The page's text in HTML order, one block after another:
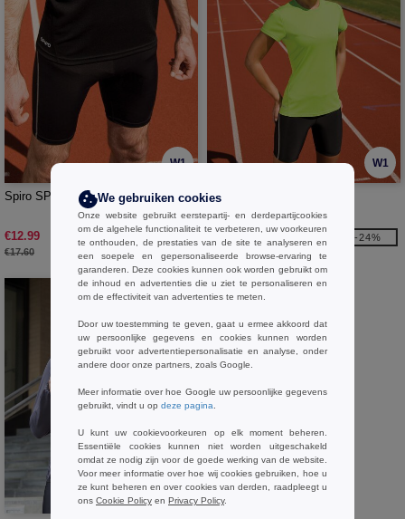
W1
Spiro SP250 - Bodyfit Short
€12.99
€17.60
W1
Spiro SP50F - Bodyfit Short
€12.99
€17.20
-24%
W1
We gebruiken cookies
Onze website gebruikt eerstepartij- en derdepartijcookies
om de algehele functionaliteit te verbeteren, uw voorkeuren
te onthouden, de prestaties van de site te analyseren en
een soepele en gepersonaliseerde browse-ervaring te
garanderen. Deze cookies kunnen ook worden gebruikt om
de inhoud en advertenties die u ziet te personaliseren en
om de effectiviteit van advertenties te meten.
Door uw toestemming te geven, gaat u ermee akkoord dat
uw persoonlijke gegevens en cookies kunnen worden
gebruikt voor advertentiepersonalisatie en analyse, onder
andere door onze partners, zoals Google.
Meer informatie over hoe Google uw persoonlijke gegevens
gebruikt, vindt u op deze pagina
U kunt uw cookievoorkeuren op elk moment beheren.
Essentiële cookies kunnen niet worden uitgeschakeld
omdat ze nodig zijn voor de goede werking van de website.
Voor meer informatie over hoe wij cookies gebruiken, hoe u
ze kunt beheren en over cookies van derden, raadpleegt u
ons Cookie Policy en Privacy Policy.